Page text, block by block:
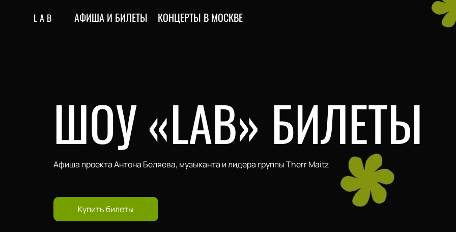
LAB АФИША И БИЛЕТЫ КОНЦЕРТЫ В МОСКВЕ
ШОУ «LAB» БИЛЕТЫ
Афиша проекта Антона Беляева, музыканта и лидера группы Therr Maitz
Купить билеты